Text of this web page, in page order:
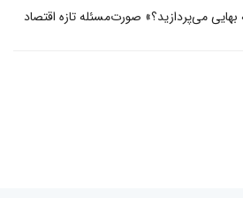
بهایی می‌پردازید؟» صورت‌مسئله تازه اقتصاد